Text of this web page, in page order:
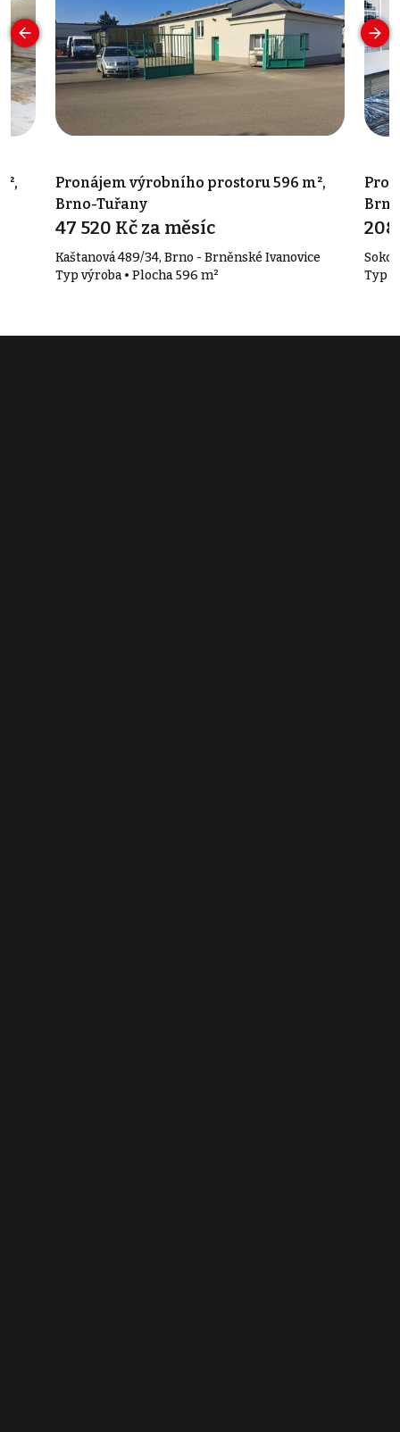
Pronájem výrobního prostoru 596 m²,
Brno-Tuřany
47 520 Kč za měsíc
Kaštanová 489/34, Brno - Brněnské Ivanovice
Typ výroba • Plocha 596 m²
208
Typ